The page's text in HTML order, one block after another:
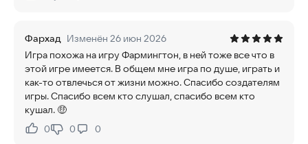
Фархад Изменён 26 июн 2026
Игра похожа на игру Фармингтон, в ней тоже все что в
этой игре имеется. В общем мне игра по душе, играть и
как-то отвлечься от жизни можно. Спасибо создателям
игры. Спасибо всем кто слушал, спасибо всем кто
кушал. 🤑
Нравится:
0Не нравится:
0 0